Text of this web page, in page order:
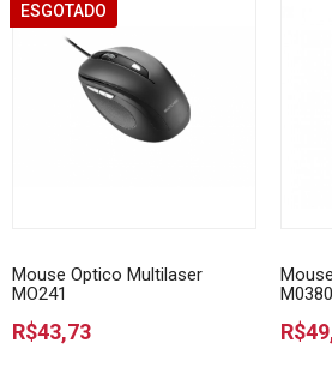
ESGOTADO
Mouse Optico Multilaser
MO241
R$43,73